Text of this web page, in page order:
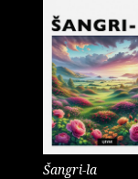
Šangri-la